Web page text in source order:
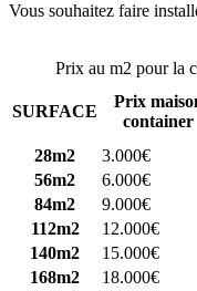
Vous souhaitez faire
Prix au m2 pour la
SURFACE
Prix
container
28m2
3.000€
56m2
6.000€
84m2
9.000€
112m2
12.000€
140m2
15.000€
168m2
18.000€